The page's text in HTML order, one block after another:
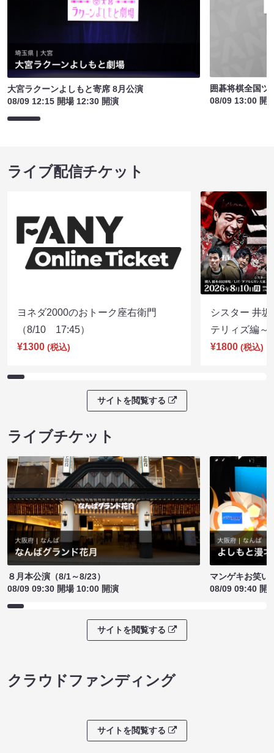
大宮ラクーンよしもと寄席 8月公演
08/09 12:15 開場 12:30 開演
囲碁将棋全国ツ
08/09 13:00 開
ライブ配信チケット
ヨネダ2000のおトーク座右衛門
（8/10 17:45）
¥1300 (税込)
シスター 井
テリィズ編
¥1800 (税込)
サイトを閲覧する
ライブチケット
８月本公演（8/1～8/23）
08/09 09:30 開場 10:00 開演
マンゲキお笑い
08/09 09:40 開
サイトを閲覧する
クラウドファンディング
サイトを閲覧する